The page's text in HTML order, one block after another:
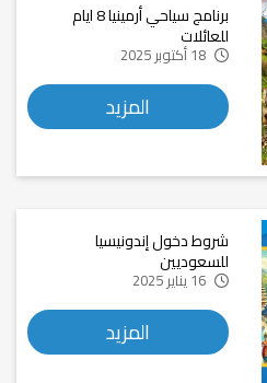
برنامج سياحي أرمينيا 8 ايام
للعائلات
المزيد
شروط دخول إندونيسيا
للسعوديين
المزيد